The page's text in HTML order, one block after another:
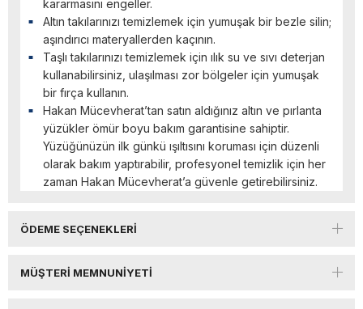
kararmasını engeller.
Altın takılarınızı temizlemek için yumuşak bir bezle silin;
aşındırıcı materyallerden kaçının.
Taşlı takılarınızı temizlemek için ılık su ve sıvı deterjan
kullanabilirsiniz, ulaşılması zor bölgeler için yumuşak
bir fırça kullanın.
Hakan Mücevherat’tan satın aldığınız altın ve pırlanta
yüzükler ömür boyu bakım garantisine sahiptir.
Yüzüğünüzün ilk günkü ışıltısını koruması için düzenli
olarak bakım yaptırabilir, profesyonel temizlik için her
zaman Hakan Mücevherat’a güvenle getirebilirsiniz.
ÖDEME SEÇENEKLERI
MÜŞTERI MEMNUNIYETI